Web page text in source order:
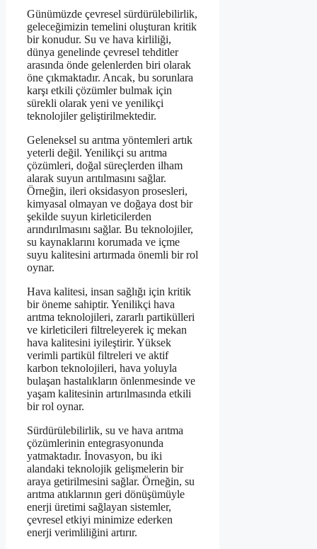
Günümüzde çevresel sürdürülebilirlik,
geleceğimizin temelini oluşturan kritik
bir konudur. Su ve hava kirliliği,
dünya genelinde çevresel tehditler
arasında önde gelenlerden biri olarak
öne çıkmaktadır. Ancak, bu sorunlara
karşı etkili çözümler bulmak için
sürekli olarak yeni ve yenilikçi
teknolojiler geliştirilmektedir.
Geleneksel su arıtma yöntemleri artık
yeterli değil. Yenilikçi su arıtma
çözümleri, doğal süreçlerden ilham
alarak suyun arıtılmasını sağlar.
Örneğin, ileri oksidasyon prosesleri,
kimyasal olmayan ve doğaya dost bir
şekilde suyun kirleticilerden
arındırılmasını sağlar. Bu teknolojiler,
su kaynaklarını korumada ve içme
suyu kalitesini artırmada önemli bir rol
oynar.
Hava kalitesi, insan sağlığı için kritik
bir öneme sahiptir. Yenilikçi hava
arıtma teknolojileri, zararlı partikülleri
ve kirleticileri filtreleyerek iç mekan
hava kalitesini iyileştirir. Yüksek
verimli partikül filtreleri ve aktif
karbon teknolojileri, hava yoluyla
bulaşan hastalıkların önlenmesinde ve
yaşam kalitesinin artırılmasında etkili
bir rol oynar.
Sürdürülebilirlik, su ve hava arıtma
çözümlerinin entegrasyonunda
yatmaktadır. İnovasyon, bu iki
alandaki teknolojik gelişmelerin bir
araya getirilmesini sağlar. Örneğin, su
arıtma atıklarının geri dönüşümüyle
enerji üretimi sağlayan sistemler,
çevresel etkiyi minimize ederken
enerji verimliliğini artırır.